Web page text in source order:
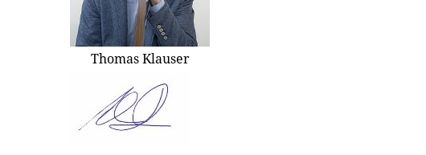
Thomas Klauser